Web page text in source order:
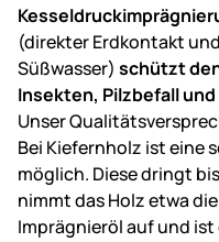
(direkter Erdkontakt
Süßwasser) schützt
Insekten, Pilzbefall
Unser
Bei Kiefernholz ist eine
möglich. Diese dringt
nimmt das Holz etwa
Imprägnieröl auf und